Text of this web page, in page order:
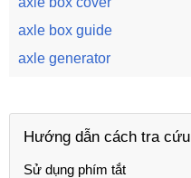
axle box guide
axle generator
Hướng dẫn cách tra cứu
Sử dụng phím tắt